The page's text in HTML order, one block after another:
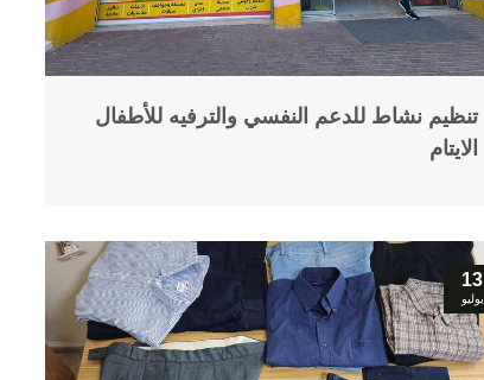
تنظيم نشاط للدعم النفسي والترفيه للأطفال
الايتام
13
يوليو